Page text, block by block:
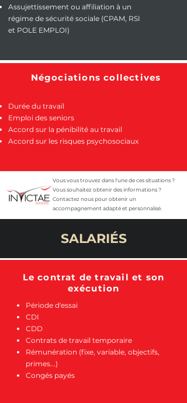
Assujettissement ou affiliation à un
régime de sécurité sociale (CPAM, RSI
et POLE EMPLOI)
Négociations collectives
Durée du travail
Emploi des seniors
Accord sur la pénibilité au travail
Accord sur les risques psychosociaux
Vous vous trouvez dans l'une de ces situations ?
Vous souhaitez obtenir des informations ?
Contactez nous pour obtenir un
accompagnement adapté et personnalisé.
SALARIÉS
Le contrat de travail et son
exécution
Période d'essai
CDI
CDD
Contrats de travail temporaire
Rémunération (fixe, variable, objectifs,
primes...)
Congés payés